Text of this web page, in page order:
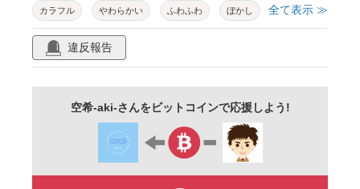
カラフル やわらかい ふわふわ ぼかし
かすれ ポップ
イメージ テクスチャー バックグラウンド
全て表示 ≫
違反報告
空希-aki-さんをビットコインで応援しよう!